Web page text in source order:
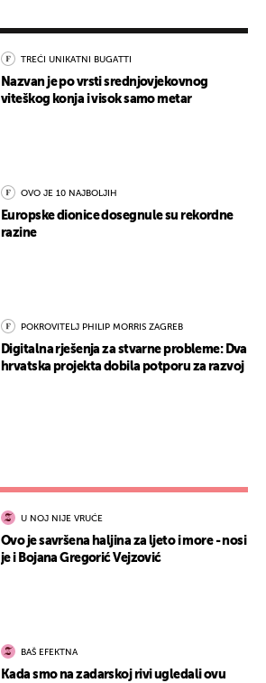
TREĆI UNIKATNI BUGATTI
Nazvan je po vrsti srednjovjekovnog
viteškog konja i visok samo metar
OVO JE 10 NAJBOLJIH
Europske dionice dosegnule su rekordne
razine
POKROVITELJ PHILIP MORRIS ZAGREB
Digitalna rješenja za stvarne probleme: Dva
hrvatska projekta dobila potporu za razvoj
U NOJ NIJE VRUĆE
Ovo je savršena haljina za ljeto i more - nosi
je i Bojana Gregorić Vejzović
BAŠ EFEKTNA
Kada smo na zadarskoj rivi ugledali ovu